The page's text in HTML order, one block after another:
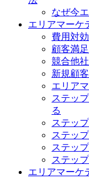
なぜ今
エリアマーケ
費用対
顧客満
競合他
新規顧
エリア
ステッ
る
ステッ
ステッ
ステッ
ステッ
エリアマーケ